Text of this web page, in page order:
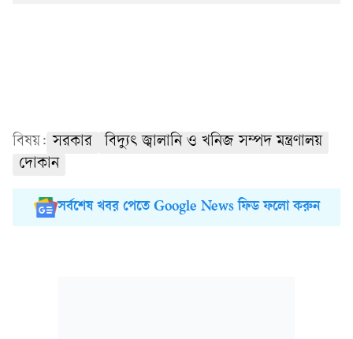
বিষয়: সরকার
বিদ্যুৎ জ্বালানি ও খনিজ সম্পদ মন্ত্রণালয়
দোকান
সর্বশেষ খবর পেতে Google News ফিড ফলো করুন